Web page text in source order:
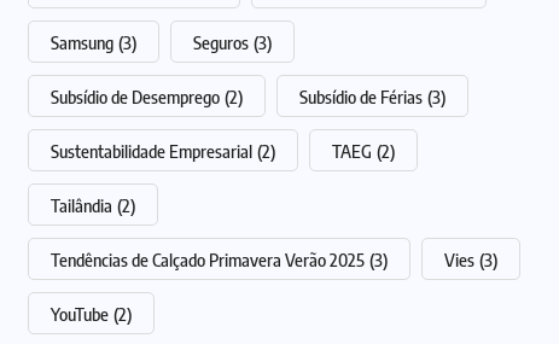
Samsung (3) Seguros (3)
Subsídio de Desemprego (2) Subsídio de Férias (3)
Sustentabilidade Empresarial (2) TAEG (2)
Tailândia (2)
Tendências de Calçado Primavera Verão 2025 (3) Vies (3)
YouTube (2)